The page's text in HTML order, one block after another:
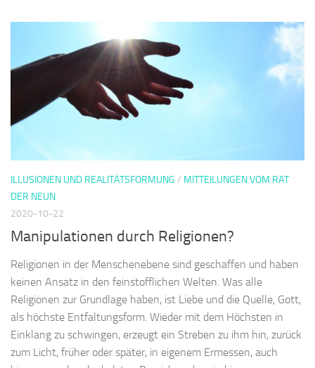
ILLUSIONEN UND REALITÄTSFORMUNG / MITTEILUNGEN VOM RAT
DER NEUN
2020-10-22
Manipulationen durch Religionen?
Religionen in der Menschenebene sind geschaffen und haben
keinen Ansatz in den feinstofflichen Welten. Was alle
Religionen zur Grundlage haben, ist Liebe und die Quelle, Gott,
als höchste Entfaltungsform. Wieder mit dem Höchsten in
Einklang zu schwingen, erzeugt ein Streben zu ihm hin, zurück
zum Licht, früher oder später, in eigenem Ermessen, auch